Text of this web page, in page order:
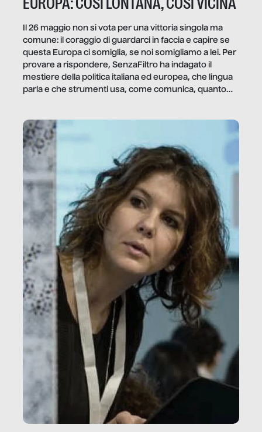
Il 26 maggio non si vota per una vittoria singola ma
comune: il coraggio di guardarci in faccia e capire se
questa Europa ci somiglia, se noi somigliamo a lei. Per
provare a rispondere, SenzaFiltro ha indagato il
mestiere della politica italiana ed europea, che lingua
parla e che strumenti usa, come comunica, quanto